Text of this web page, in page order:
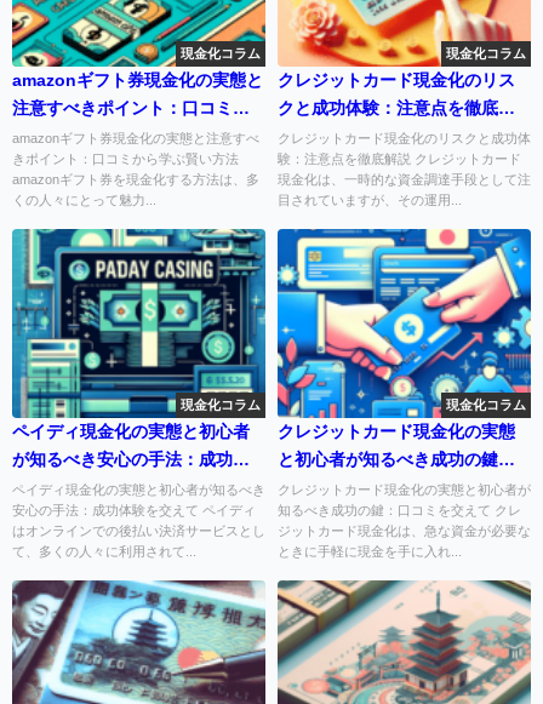
現金化コラム
amazonギフト券現金化の実態と
注意すべきポイント：口コミか
ら学ぶ賢い方法
amazonギフト券現金化の実態と注意すべ
きポイント：口コミから学ぶ賢い方法
amazonギフト券を現金化する方法は、多
くの人々にとって魅力...
現金化コラム
クレジットカード現金化のリス
クと成功体験：注意点を徹底解
説
クレジットカード現金化のリスクと成功体
験：注意点を徹底解説 クレジットカード
現金化は、一時的な資金調達手段として注
目されていますが、その運用...
現金化コラム
ペイディ現金化の実態と初心者
が知るべき安心の手法：成功体
験を交えて
ペイディ現金化の実態と初心者が知るべき
安心の手法：成功体験を交えて ペイディ
はオンラインでの後払い決済サービスとし
て、多くの人々に利用されて...
現金化コラム
クレジットカード現金化の実態
と初心者が知るべき成功の鍵：
口コミを交えて
クレジットカード現金化の実態と初心者が
知るべき成功の鍵：口コミを交えて クレ
ジットカード現金化は、急な資金が必要な
ときに手軽に現金を手に入れ...